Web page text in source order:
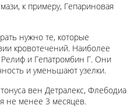
к примеру, Гепариновая
нужно те, которые
кровотечений. Наиболее
и Гепатромбин Г. Они
и уменьшают узелки.
вен Детралекс, Флебодиа
не менее 3 месяцев.